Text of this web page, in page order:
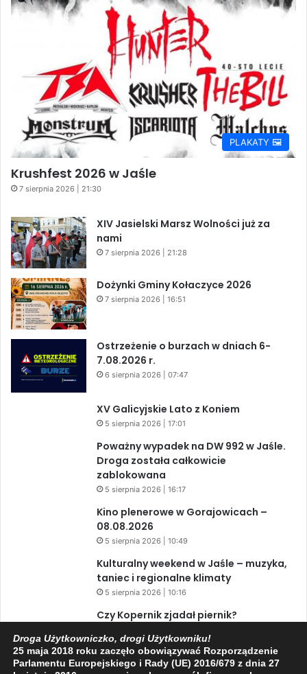
PLAKATY 🖼️
Krushfest 2026 w Jaśle
7 sierpnia 2026 | 21:30
XIV Jasielski Marsz Wolności już za
nami
7 sierpnia 2026 | 21:28
Dożynki Gminy Kołaczyce 2026
7 sierpnia 2026 | 16:51
Ostrzeżenie o burzach w dniach 6-
7.08.2026 r.
6 sierpnia 2026 | 07:47
XV Galicyjskie Lato z Koniem
5 sierpnia 2026 | 17:01
Poważny wypadek na DW 992 w Jaśle.
Droga została całkowicie
zablokowana
5 sierpnia 2026 | 16:17
Kino plenerowe w Gorajowicach –
08.08.2026
5 sierpnia 2026 | 10:49
Kulturalny weekend w Jaśle – muzyka,
taniec i regionalne klimaty
5 sierpnia 2026 | 10:16
Czy Kopernik zjadał piernik?
Zaćmienie Słońca i Perseidy. Dwa
niesamowite zjawiska astronomiczne
Droga Użytkowniczko, drogi Użytkowniku!
25 maja 2018 roku zaczęło obowiązywać Rozporządzenie
Parlamentu Europejskiego i Rady (UE) 2016/679 z dnia 27